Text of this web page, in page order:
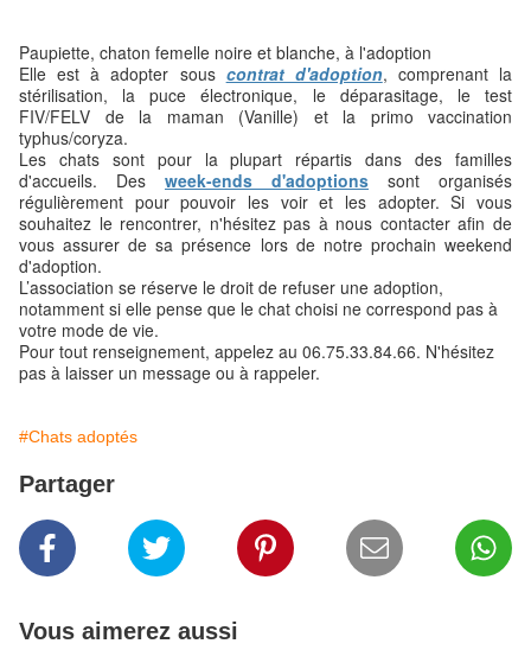
Paupiette, chaton femelle noire et blanche, à l'adoption
Elle est à adopter sous contrat d'adoption, comprenant la
stérilisation, la puce électronique, le déparasitage, le test
FIV/FELV de la maman (Vanille) et la primo vaccination
typhus/coryza.
Les chats sont pour la plupart répartis dans des familles
d'accueils. Des week-ends d'adoptions sont organisés
régulièrement pour pouvoir les voir et les adopter. Si vous
souhaitez le rencontrer, n'hésitez pas à nous contacter afin de
vous assurer de sa présence lors de notre prochain weekend
d'adoption.
L’association se réserve le droit de refuser une adoption,
notamment si elle pense que le chat choisi ne correspond pas à
votre mode de vie.
Pour tout renseignement, appelez au 06.75.33.84.66. N'hésitez
pas à laisser un message ou à rappeler.
#Chats adoptés
Partager
Vous aimerez aussi